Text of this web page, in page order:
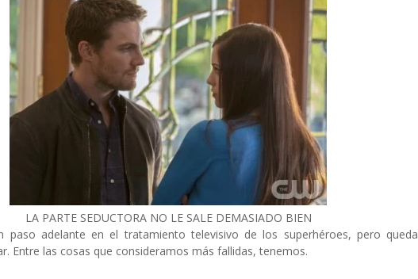
LA PARTE SEDUCTORA NO LE SALE DEMASIADO BIEN
paso adelante en el tratamiento televisivo de los superhéroes, pero queda
Entre las cosas que consideramos más fallidas, tenemos.